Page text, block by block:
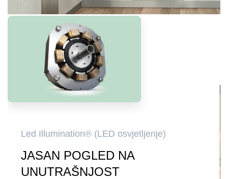
Led Illumination® (LED osvjetljenje)
JASAN POGLED NA
UNUTRAŠNJOST